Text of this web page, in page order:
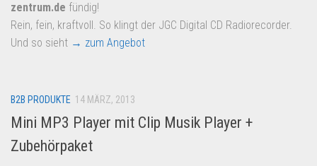
zentrum.de fündig!
Rein, fein, kraftvoll. So klingt der JGC Digital CD Radiorecorder.
Und so sieht → zum Angebot
B2B PRODUKTE 14 MÄRZ, 2013
Mini MP3 Player mit Clip Musik Player +
Zubehörpaket